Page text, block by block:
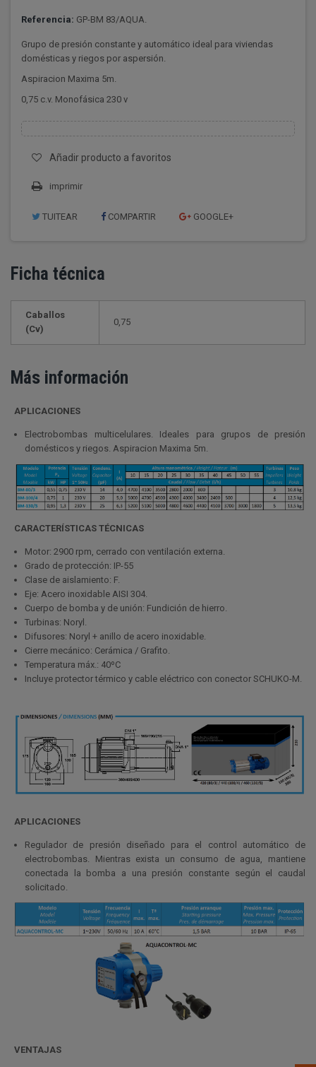
Referencia: GP-BM 83/AQUA.
Grupo de presión constante y automático ideal para viviendas
domésticas y riegos por aspersión.
Aspiracion Maxima 5m.
0,75 c.v. Monofásica 230 v
Añadir producto a favoritos
imprimir
TUITEAR COMPARTIR GOOGLE+
Ficha técnica
Caballos
(Cv)
0,75
Más información
APLICACIONES
Electrobombas multicelulares. Ideales para grupos de presión
domésticos y riegos. Aspiracion Maxima 5m.
CARACTERÍSTICAS TÉCNICAS
Motor: 2900 rpm, cerrado con ventilación externa.
Grado de protección: IP-55
Clase de aislamiento: F.
Eje: Acero inoxidable AISI 304.
Cuerpo de bomba y de unión: Fundición de hierro.
Turbinas: Noryl.
Difusores: Noryl + anillo de acero inoxidable.
Cierre mecánico: Cerámica / Grafito.
Temperatura máx.: 40ºC
Incluye protector térmico y cable eléctrico con conector SCHUKO-M.
APLICACIONES
Regulador de presión diseñado para el control automático de
electrobombas. Mientras exista un consumo de agua, mantiene
conectada la bomba a una presión constante según el caudal
solicitado.
VENTAJAS